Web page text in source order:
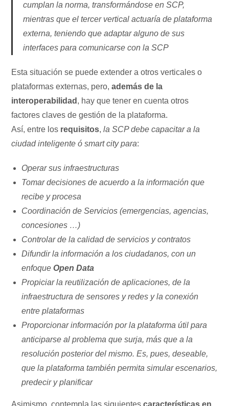
cumplan la norma, transformándose en SCP,
mientras que el tercer vertical actuaría de plataforma
externa, teniendo que adaptar alguno de sus
interfaces para comunicarse con la SCP
Esta situación se puede extender a otros verticales o
plataformas externas, pero,además de la
interoperabilidad , hay que tener en cuenta otros
factores claves de gestión de la plataforma.
Así, entre los requisitos,la SCP debe capacitar a la
ciudad inteligente ó smart city para:
Operar sus infraestructuras
Tomar decisiones de acuerdo a la información que
recibe y procesa
Coordinación de Servicios (emergencias, agencias,
concesiones …)
Controlar de la calidad de servicios y contratos
Difundir la información a los ciudadanos, con un
enfoqueOpen Data
Propiciar la reutilización de aplicaciones, de la
infraestructura de sensores y redes y la conexión
entre plataformas
Proporcionar información por la plataforma útil para
anticiparse al problema que surja, más que a la
resolución posterior del mismo. Es, pues, deseable,
que la plataforma también permita simular escenarios,
predecir y planificar